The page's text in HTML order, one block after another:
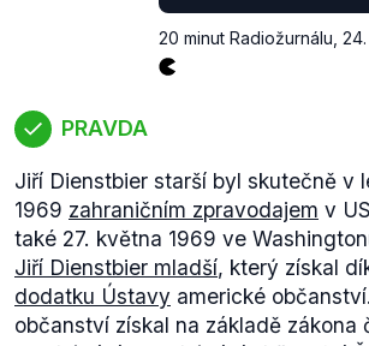
20 minut Radiožurnálu
PRAVDA
Jiří Dienstbier starší byl skutečně v
1969 zahraničním zpravodajem v
také 27. května 1969 ve
Jiří Dienstbier mladší, který získal
dodatku Ústavy americké
občanství získal na základě zákona